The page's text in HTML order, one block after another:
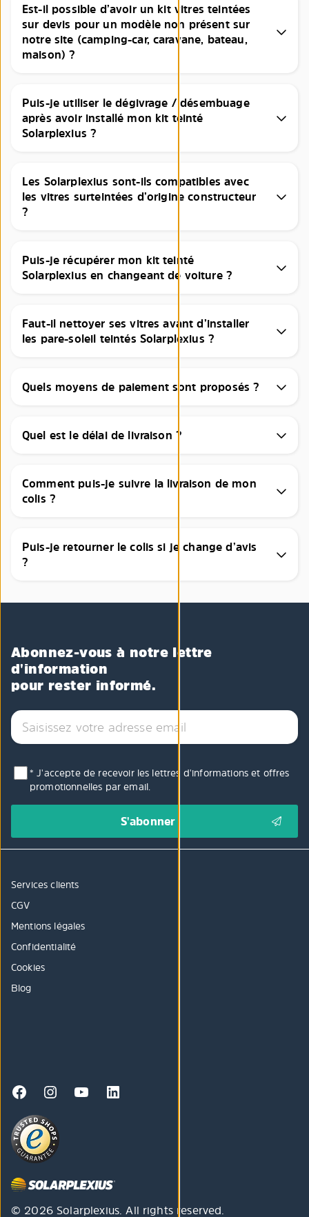
Est-il possible d’avoir un kit vitres teintées
sur devis pour un modèle non présent sur
notre site (camping-car, caravane, bateau,
maison) ?
Puis-je utiliser le dégivrage / désembuage
après avoir installé mon kit teinté
Solarplexius ?
Les Solarplexius sont-ils compatibles avec
les vitres surteintées d’origine constructeur
?
Puis-je récupérer mon kit teinté
Solarplexius en changeant de voiture ?
Faut-il nettoyer ses vitres avant d’installer
les pare-soleil teintés Solarplexius ?
Quels moyens de paiement sont proposés ?
Quel est le délai de livraison ?
Comment puis-je suivre la livraison de mon
colis ?
Puis-je retourner le colis si je change d’avis
?
Abonnez-vous à notre lettre
d'information
pour rester informé.
* J'accepte de recevoir les lettres d'informations et offres
promotionnelles par email.
Services clients
CGV
Mentions légales
Confidentialité
Cookies
Blog
© 2026 Solarplexius. All rights reserved.